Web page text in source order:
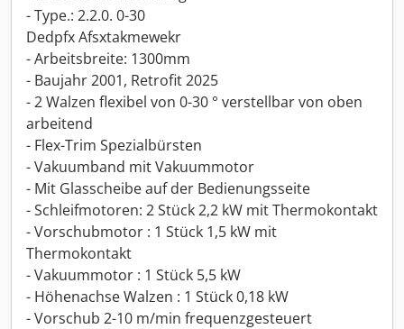
- Type.: 2.2.0. 0-30
Dedpfx Afsxtakmewekr
- Arbeitsbreite: 1300mm
- Baujahr 2001, Retrofit 2025
- 2 Walzen flexibel von 0-30 ° verstellbar von oben
arbeitend
- Flex-Trim Spezialbürsten
- Vakuumband mit Vakuummotor
- Mit Glasscheibe auf der Bedienungsseite
- Schleifmotoren: 2 Stück 2,2 kW mit Thermokontakt
- Vorschubmotor : 1 Stück 1,5 kW mit
Thermokontakt
- Vakuummotor : 1 Stück 5,5 kW
- Höhenachse Walzen : 1 Stück 0,18 kW
- Vorschub 2-10 m/min frequenzgesteuert